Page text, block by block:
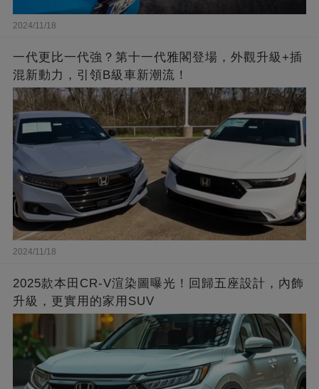
2024/11/18
一代更比一代強？第十一代雅閣登場，外觀升級+插
混新動力，引領B級車新潮流！
2024/11/18
2025款本田CR-V渲染圖曝光！回歸五座設計，內飾
升級，更實用的家用SUV